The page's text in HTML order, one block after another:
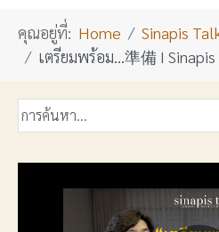
คุณอยู่ที่: Home
Sinapis
เตรียมพร้อม...準備 I Sinapis